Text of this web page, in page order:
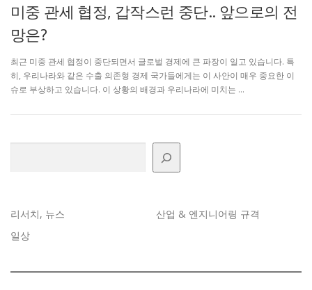
미중 관세 협정, 갑작스런 중단.. 앞으로의 전
망은?
최근 미중 관세 협정이 중단되면서 글로벌 경제에 큰 파장이 일고 있습니다. 특
히, 우리나라와 같은 수출 의존형 경제 국가들에게는 이 사안이 매우 중요한 이
슈로 부상하고 있습니다. 이 상황의 배경과 우리나라에 미치는 …
리서치, 뉴스
산업 & 엔지니어링 규격
일상